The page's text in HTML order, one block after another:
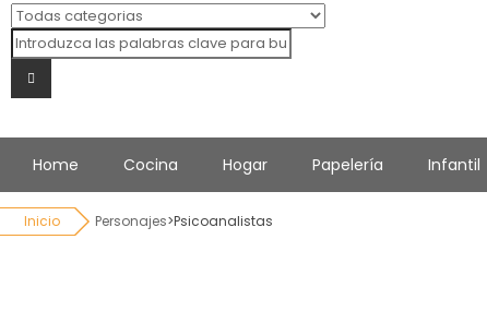
Home Cocina Hogar Papelería Infantil
Inicio Personajes>Psicoanalistas